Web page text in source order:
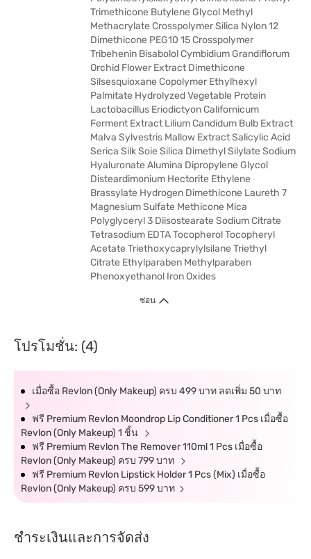
Trimethicone Butylene Glycol Methyl
Methacrylate Crosspolymer Silica Nylon 12
Dimethicone PEG10 15 Crosspolymer
Tribehenin Bisabolol Cymbidium Grandiflorum
Orchid Flower Extract Dimethicone
Silsesquioxane Copolymer Ethylhexyl
Palmitate Hydrolyzed Vegetable Protein
Lactobacillus Eriodictyon Californicum
Ferment Extract Lilium Candidum Bulb Extract
Malva Sylvestris Mallow Extract Salicylic Acid
Serica Silk Soie Silica Dimethyl Silylate Sodium
Hyaluronate Alumina Dipropylene Glycol
Disteardimonium Hectorite Ethylene
Brassylate Hydrogen Dimethicone Laureth 7
Magnesium Sulfate Methicone Mica
Polyglyceryl 3 Diisostearate Sodium Citrate
Tetrasodium EDTA Tocopherol Tocopheryl
Acetate Triethoxycaprylylsilane Triethyl
Citrate Ethylparaben Methylparaben
Phenoxyethanol Iron Oxides
ซ่อน
โปรโมชั่น: (4)
เมื่อซื้อ Revlon (Only Makeup) ครบ 499 บาท ลดเพิ่ม 50 บาท
ฟรี Premium Revlon Moondrop Lip Conditioner 1 Pcs เมื่อซื้อ
Revlon (Only Makeup) 1 ชิ้น
ฟรี Premium Revlon The Remover 110ml 1 Pcs เมื่อซื้อ
Revlon (Only Makeup) ครบ 799 บาท
ฟรี Premium Revlon Lipstick Holder 1 Pcs (Mix) เมื่อซื้อ
Revlon (Only Makeup) ครบ 599 บาท
ชำระเงินและการจัดส่ง